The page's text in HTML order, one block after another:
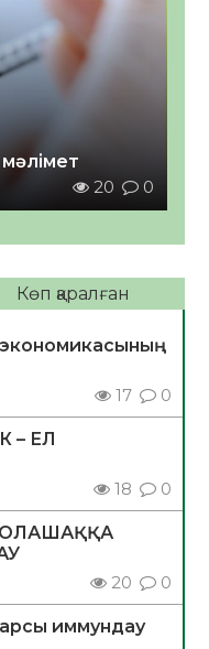
20 0
Көп қаралған
17 0
– ЕЛ
18 0
20 0
иммундау